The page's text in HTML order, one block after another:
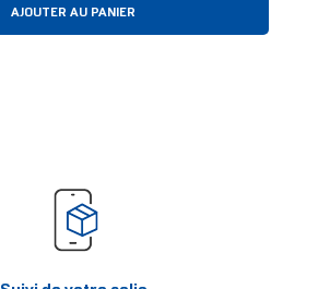
AJOUTER AU PANIER